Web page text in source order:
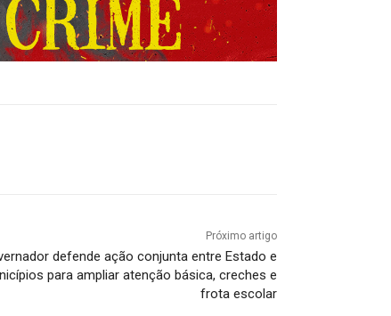
Próximo artigo
defende ação conjunta entre Estado e
para ampliar atenção básica, creches e
frota escolar